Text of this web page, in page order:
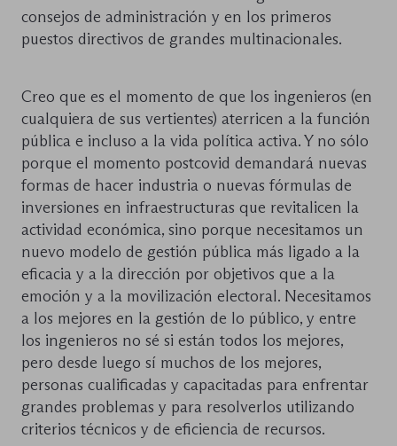
consejos de administración y en los primeros
puestos directivos de grandes multinacionales.
Creo que es el momento de que los ingenieros (en
cualquiera de sus vertientes) aterricen a la función
pública e incluso a la vida política activa. Y no sólo
porque el momento postcovid demandará nuevas
formas de hacer industria o nuevas fórmulas de
inversiones en infraestructuras que revitalicen la
actividad económica, sino porque necesitamos un
nuevo modelo de gestión pública más ligado a la
eficacia y a la dirección por objetivos que a la
emoción y a la movilización electoral. Necesitamos
a los mejores en la gestión de lo público, y entre
los ingenieros no sé si están todos los mejores,
pero desde luego sí muchos de los mejores,
personas cualificadas y capacitadas para enfrentar
grandes problemas y para resolverlos utilizando
criterios técnicos y de eficiencia de recursos.